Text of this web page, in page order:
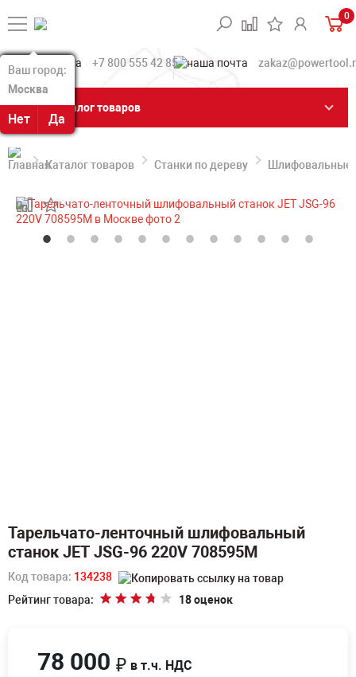
Ваш город:
Москва
Нет Да
Ваш город:
Москва
Нет Да
0
+7 800 555 42 85
Каталог товаров
Каталог товаров Станки по дереву Шлифовальные
Тарельчато-ленточный шлифовальный
станок JET JSG-96 220V 708595M
Код товара: 134238
Рейтинг товара:
18 оценок
78 000 ₽ в т.ч. НДС